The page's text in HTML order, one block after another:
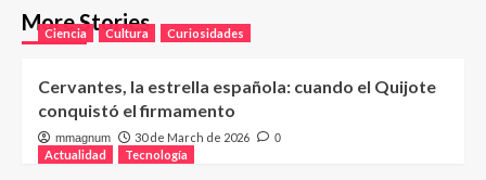
More Stories
Ciencia Cultura Curiosidades
Cervantes, la estrella española: cuando el Quijote
conquistó el firmamento
mmagnum 30 de March de 2026 0
Actualidad Tecnología